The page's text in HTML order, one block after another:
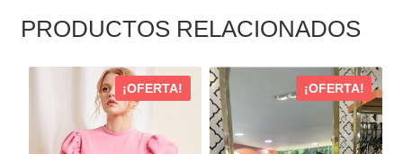
PRODUCTOS RELACIONADOS
¡OFERTA!
PRODUCTO
MÚLTIPLES
¡OFERTA!
ESTE
PRODUCTO
TIENE
MÚLTIPLES